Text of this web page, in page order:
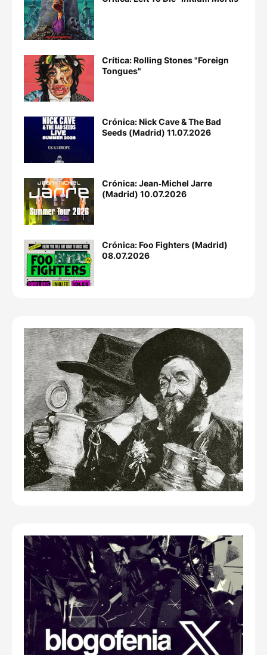
Crítica: Rolling Stones "Foreign
Tongues"
Crónica: Nick Cave & The Bad
Seeds (Madrid) 11.07.2026
Crónica: Jean‐Michel Jarre
(Madrid) 10.07.2026
Crónica: Foo Fighters (Madrid)
08.07.2026